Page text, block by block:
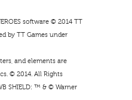
software © 2014 TT
by TT Games under
and elements are
© 2014. All Rights
SHIELD: ™ & © Warner